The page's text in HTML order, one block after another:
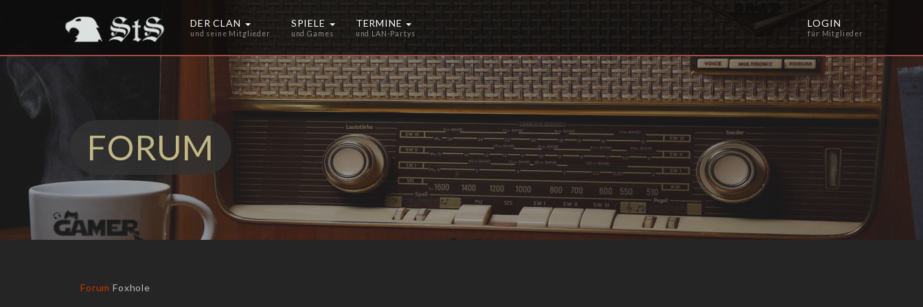
DER CLAN
und seine Mitglieder
SPIELE
und Games
TERMINE
und LAN-Partys
LOGIN
für Mitglieder
FORUM
Forum Foxhole